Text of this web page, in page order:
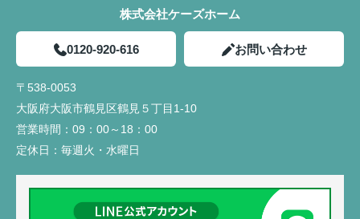
株式会社ケーズホーム
0120-920-616 お問い合わせ
〒538-0053
大阪府大阪市鶴見区鶴見５丁目1-10
営業時間： 09：00～18：00
定休日： 毎週火・水曜日